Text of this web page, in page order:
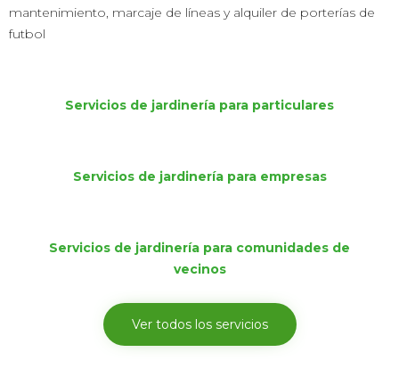
mantenimiento, marcaje de líneas y alquiler de porterías de
futbol
Servicios de jardinería para particulares
Servicios de jardinería para empresas
Servicios de jardinería para comunidades de
vecinos
Ver todos los servicios